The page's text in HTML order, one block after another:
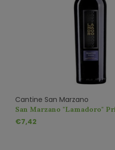
Cantine San Marzano
San Marzano "Lamadoro"
€7,42